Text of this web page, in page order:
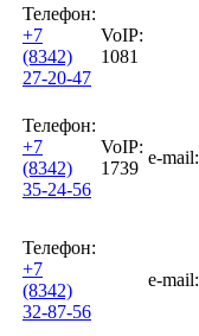
Телефон:
+7
(8342)
27-20-47
VoIP:
1081
Телефон:
+7
(8342)
35-24-56
VoIP:
1739
e-mail:
Телефон:
+7
(8342)
32-87-56
e-mail: